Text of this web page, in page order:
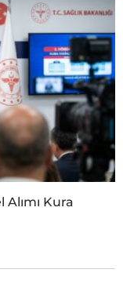
Alımı Kura